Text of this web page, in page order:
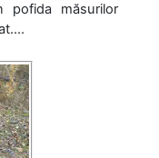
pofida măsurilor